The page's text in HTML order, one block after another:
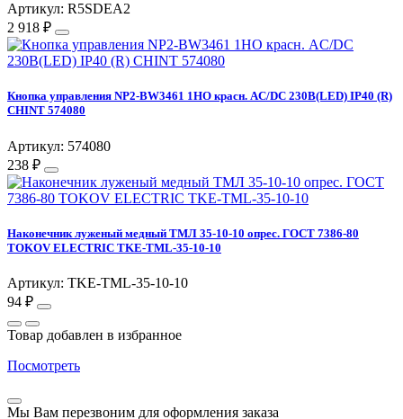
Артикул: R5SDEA2
2 918 ₽
Кнопка управления NP2-BW3461 1НО красн. AC/DC 230В(LED) IP40 (R)
CHINT 574080
Артикул: 574080
238 ₽
Наконечник луженый медный ТМЛ 35-10-10 опрес. ГОСТ 7386-80
TOKOV ELECTRIC TKE-TML-35-10-10
Артикул: TKE-TML-35-10-10
94 ₽
Товар добавлен в избранное
Посмотреть
Мы Вам перезвоним для оформления заказа